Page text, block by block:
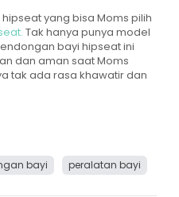
yang bisa Moms pilih
Tak hanya punya model
bayi hipseat ini
dan aman saat Moms
tak ada rasa khawatir dan
bayi peralatan bayi